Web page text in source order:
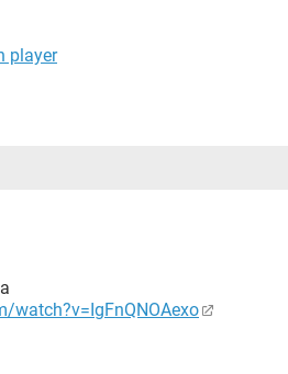
player
watch?v=IgFnQNOAexo